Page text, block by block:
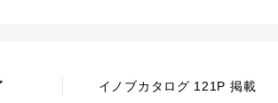
イノブカタログ 121P 掲載